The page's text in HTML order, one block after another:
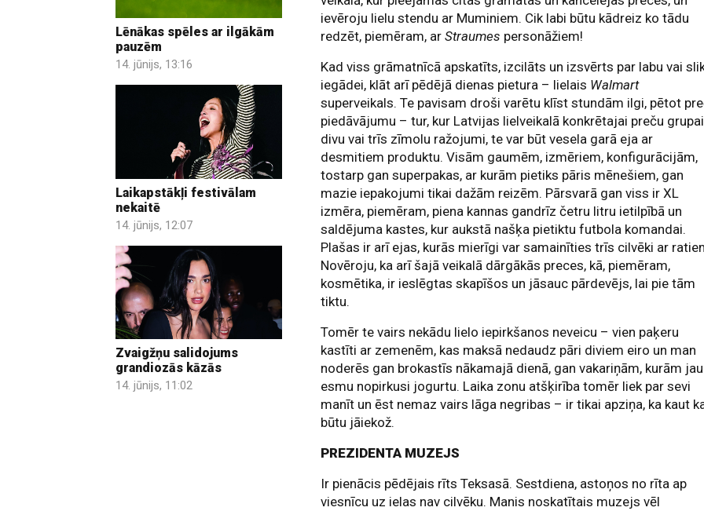
Lēnākas spēles ar ilgākām
pauzēm
14. jūnijs, 13:16
Laikapstākļi festivālam
nekaitē
14. jūnijs, 12:07
Zvaigžņu salidojums
grandiozās kāzās
14. jūnijs, 11:02
ievēroju lielu stendu ar Muminiem. Cik labi būtu kādreiz ko tādu
redzēt, piemēram, arStraumes personāžiem!
Kad viss grāmatnīcā apskatīts, izcilāts un izsvērts par labu vai
iegādei, klāt arī pēdējā dienas pietura – lielais Walmart
superveikals. Te pavisam droši varētu klīst stundām ilgi, pētot
piedāvājumu – tur, kur Latvijas lielveikalā konkrētajai preču
divu vai trīs zīmolu ražojumi, te var būt vesela garā eja ar
desmitiem produktu. Visām gaumēm, izmēriem, konfigurācijām,
tostarp gan superpakas, ar kurām pietiks pāris mēnešiem, gan
mazie iepakojumi tikai dažām reizēm. Pārsvarā gan viss ir XL
izmēra, piemēram, piena kannas gandrīz četru litru ietilpībā un
saldējuma kastes, kur aukstā našķa pietiktu futbola komandai.
Plašas ir arī ejas, kurās mierīgi var samainīties trīs cilvēki ar
Novēroju, ka arī šajā veikalā dārgākās preces, kā, piemēram,
kosmētika, ir ieslēgtas skapīšos un jāsauc pārdevējs, lai pie tām
tiktu.
Tomēr te vairs nekādu lielo iepirkšanos neveicu – vien paķeru
kastīti ar zemenēm, kas maksā nedaudz pāri diviem eiro un man
noderēs gan brokastīs nākamajā dienā, gan vakariņām, kurām jau
esmu nopirkusi jogurtu. Laika zonu atšķirība tomēr liek par sevi
manīt un ēst nemaz vairs lāga negribas – ir tikai apziņa, ka kaut
būtu jāiekož.
PREZIDENTA MUZEJS
Ir pienācis pēdējais rīts Teksasā. Sestdiena, astoņos no rīta ap
viesnīcu uz ielas nav cilvēku. Manis noskatītais muzejs vēl